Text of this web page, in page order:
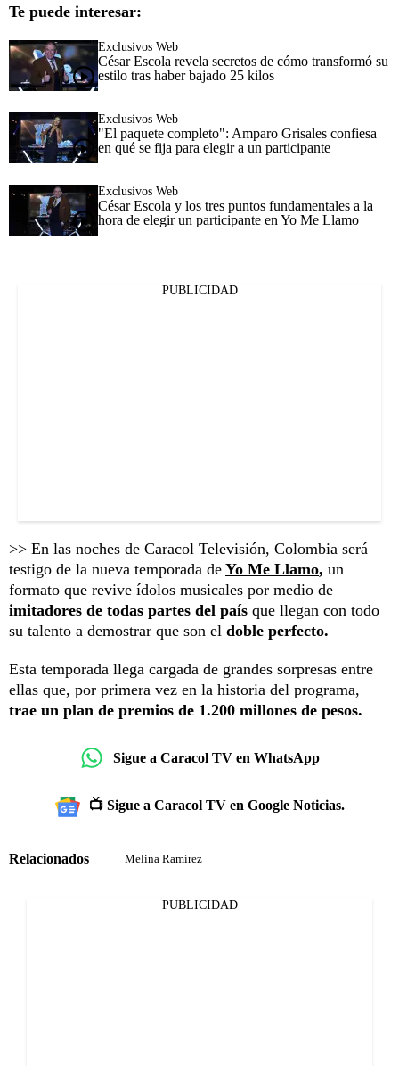
Te puede interesar:
Exclusivos Web
César Escola revela secretos de cómo transformó su
estilo tras haber bajado 25 kilos
Exclusivos Web
"El paquete completo": Amparo Grisales confiesa
en qué se fija para elegir a un participante
Exclusivos Web
César Escola y los tres puntos fundamentales a la
hora de elegir un participante en Yo Me Llamo
PUBLICIDAD
>> En las noches de Caracol Televisión, Colombia será
testigo de la nueva temporada de Yo Me Llamo, un
formato que revive ídolos musicales por medio de
imitadores de todas partes del país que llegan con todo
su talento a demostrar que son el doble perfecto.
Esta temporada llega cargada de grandes sorpresas entre
ellas que, por primera vez en la historia del programa,
trae un plan de premios de 1.200 millones de pesos.
Sigue a Caracol TV en WhatsApp
📺 Sigue a Caracol TV en Google Noticias.
Relacionados Melina Ramírez
PUBLICIDAD